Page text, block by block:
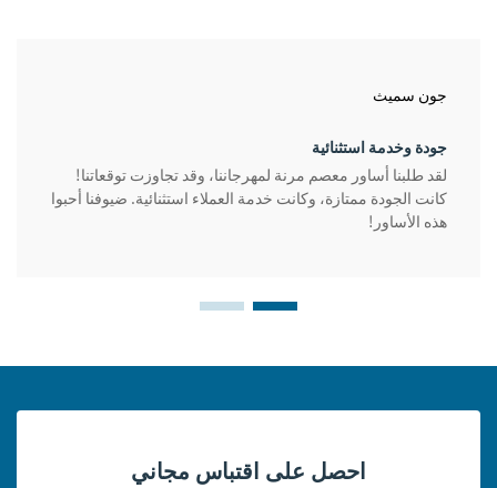
جون سميث
جودة وخدمة استثنائية
لقد طلبنا أساور معصم مرنة لمهرجاننا، وقد تجاوزت توقعاتنا!
كانت الجودة ممتازة، وكانت خدمة العملاء استثنائية. ضيوفنا أحبوا
هذه الأساور!
احصل على اقتباس مجاني